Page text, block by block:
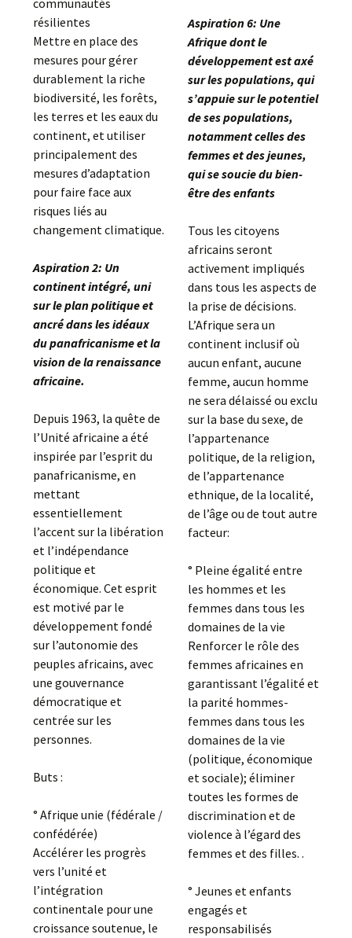
communautés
résilientes
Mettre en place des
mesures pour gérer
durablement la riche
biodiversité, les forêts,
les terres et les eaux du
continent, et utiliser
principalement des
mesures d’adaptation
pour faire face aux
risques liés au
changement climatique.
Aspiration 2: Un
continent intégré, uni
sur le plan politique et
ancré dans les idéaux
du panafricanisme et la
vision de la renaissance
africaine.
Depuis 1963, la quête de
l’Unité africaine a été
inspirée par l’esprit du
panafricanisme, en
mettant
essentiellement
l’accent sur la libération
et l’indépendance
politique et
économique. Cet esprit
est motivé par le
développement fondé
sur l’autonomie des
peuples africains, avec
une gouvernance
démocratique et
centrée sur les
personnes.
Buts :
° Afrique unie (fédérale /
confédérée)
Accélérer les progrès
vers l’unité et
l’intégration
continentale pour une
croissance soutenue, le
Aspiration 6: Une
Afrique dont le
développement est axé
sur les populations, qui
s’appuie sur le potentiel
de ses populations,
notamment celles des
femmes et des jeunes,
qui se soucie du bien-
être des enfants
Tous les citoyens
africains seront
activement impliqués
dans tous les aspects de
la prise de décisions.
L’Afrique sera un
continent inclusif où
aucun enfant, aucune
femme, aucun homme
ne sera délaissé ou exclu
sur la base du sexe, de
l’appartenance
politique, de la religion,
de l’appartenance
ethnique, de la localité,
de l’âge ou de tout autre
facteur:
° Pleine égalité entre
les hommes et les
femmes dans tous les
domaines de la vie
Renforcer le rôle des
femmes africaines en
garantissant l’égalité et
la parité hommes-
femmes dans tous les
domaines de la vie
(politique, économique
et sociale); éliminer
toutes les formes de
discrimination et de
violence à l’égard des
femmes et des filles. .
° Jeunes et enfants
engagés et
responsabilisés